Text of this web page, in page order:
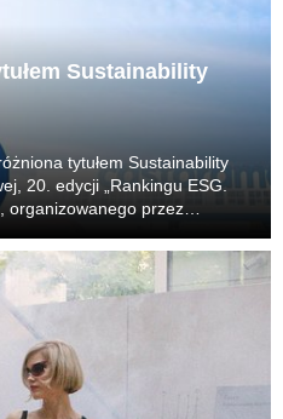
Sustainability
tytułem Sustainability
20. edycji „Rankingu ESG.
organizowanego przez
obejmującej 65 n...